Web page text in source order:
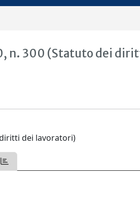
n. 300 (Statuto dei
diritti dei lavoratori)